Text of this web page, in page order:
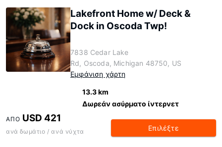
Lakefront Home w/ Deck &
Dock in Oscoda Twp!
7838 Cedar Lake
Rd, Oscoda, Michigan 48750, US
Εμφάνιση χάρτη
13.3 km
Δωρεάν ασύρματο ίντερνετ
ΑΠΌ USD 421
ανά δωμάτιο / ανά νύχτα Επιλέξτε